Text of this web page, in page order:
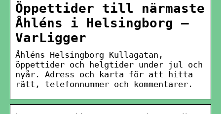
Öppettider till närmaste
Åhléns i Helsingborg –
VarLigger
Åhléns Helsingborg Kullagatan,
öppettider och helgtider under jul och
nyår. Adress och karta för att hitta
rätt, telefonnummer och kommentarer.